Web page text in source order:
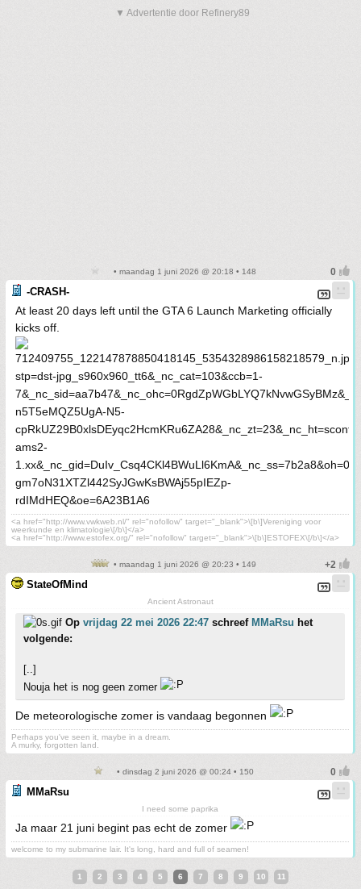
▼ Advertentie door Refinery89
• maandag 1 juni 2026 @ 20:18 • 148
-CRASH-
At least 20 days left until the GTA 6 Launch Marketing officially
kicks off.
<a href="http://www.vwkweb.nl/" rel="nofollow" target="_blank">\[b\]Vereniging voor
weerkunde en klimatologie\[/b\]</a>
<a href="http://www.estofex.org/" rel="nofollow" target="_blank">\[b\]ESTOFEX\[/b\]</a>
• maandag 1 juni 2026 @ 20:23 • 149
StateOfMind
Ancient Astronaut
Op vrijdag 22 mei 2026 22:47 schreef MMaRsu het
volgende:
[..]
Nouja het is nog geen zomer
De meteorologische zomer is vandaag begonnen
Perhaps you've seen it, maybe in a dream.
A murky, forgotten land.
• dinsdag 2 juni 2026 @ 00:24 • 150
MMaRsu
I need some paprika
Ja maar 21 juni begint pas echt de zomer
welcome to my submarine lair. It's long, hard and full of seamen!
1 2 3 4 5 6 7 8 9 10 11